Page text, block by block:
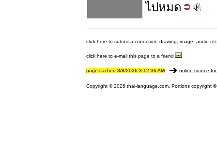
ไปหมด
click here to submit a correction, drawing, image, audio
click here to e-mail this page to a friend
page cached 8/8/2026 3:12:36 AM online source
Copyright © 2026 thai-language.com. Portions copyright